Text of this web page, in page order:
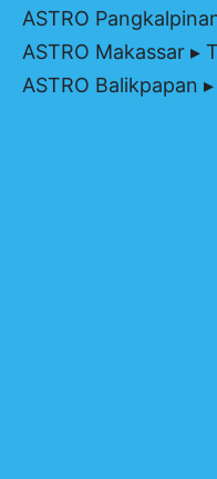
ASTRO
ASTRO Makassar ▸
ASTRO Balikpapan